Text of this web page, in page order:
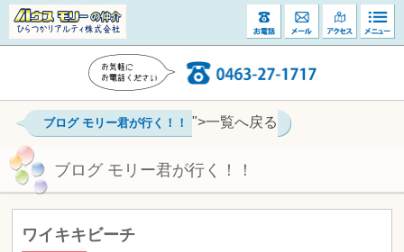
ブログ モリー君が行く！！ ">一覧へ戻る
ブログ モリー君が行く！！
ワイキキビーチ